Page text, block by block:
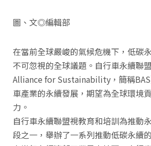
圖、文◎編輯部
在當前全球嚴峻的氣候危機下，低碳
不可忽視的全球議題。自行車永續聯
Alliance for Sustainability，簡稱
車產業的永續發展，期望為全球環境
力。
自行車永續聯盟視教育和培訓為推動
段之一，舉辦了一系列推動低碳永續